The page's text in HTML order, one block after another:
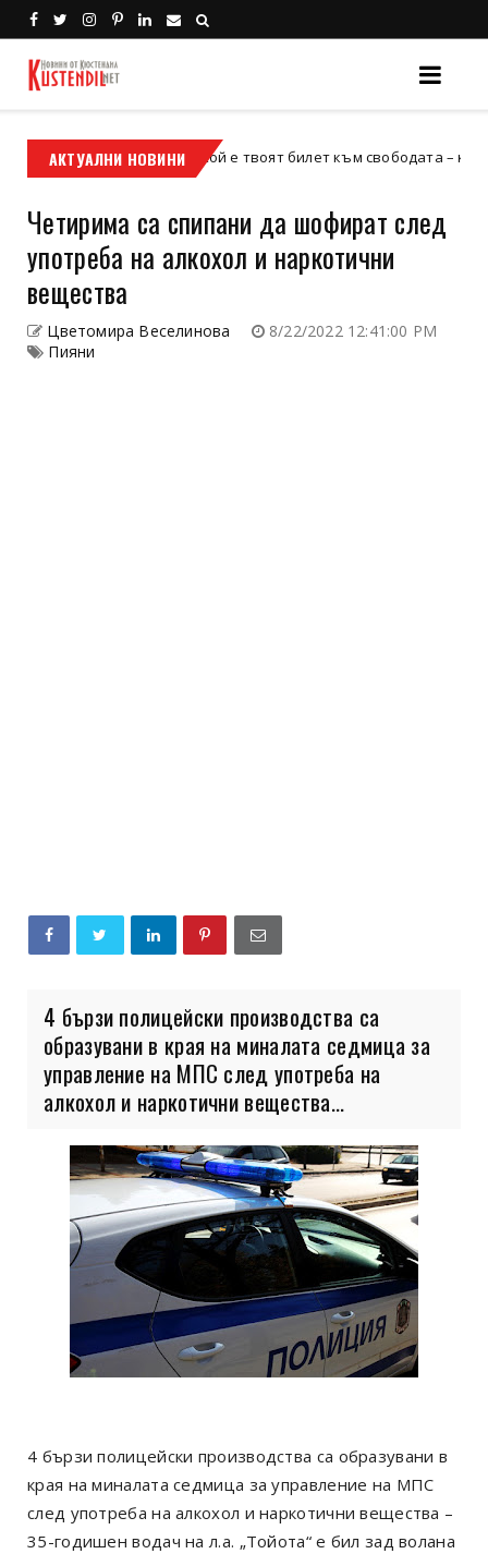
АКТУАЛНИ НОВИНИ
кросов мотор Кой е твоят билет към свободата – кросовият
Четирима са спипани да шофират след
употреба на алкохол и наркотични
вещества
Цветомира Веселинова
8/22/2022 12:41:00 PM
Пияни
4 бързи полицейски производства са
образувани в края на миналата седмица за
управление на МПС след употреба на
алкохол и наркотични вещества...
4 бързи полицейски производства са образувани в
края на миналата седмица за управление на МПС
след употреба на алкохол и наркотични вещества –
35-годишен водач на л.а. „Тойота“ е бил зад волана